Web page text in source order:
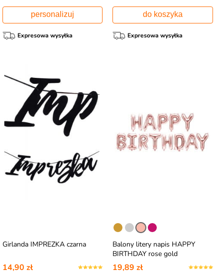
personalizuj
Expresowa wysyłka
do koszyka
Expresowa wysyłka
Girlanda IMPREZKA czarna
14,90 zł
Balony litery napis HAPPY
BIRTHDAY rose gold
19,89 zł